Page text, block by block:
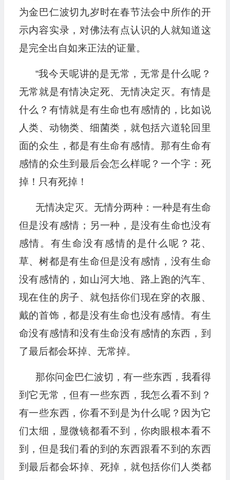
为金巴仁波切九岁时在春节法会中所作的开
示内容实录，对佛法有点认识的人就知道这
是完全出自如来正法的证量。
“我今天呢讲的是无常，无常是什么呢？
无常就是有情决定死、无情决定灭。有情是
什么？有情就是有生命也有感情的，比如说
人类、动物类、细菌类，就包括六道轮回里
面的众生，都是有生命有感情。那有生命有
感情的众生到最后会怎么样呢？一个字：死
掉！只有死掉！
无情决定灭。无情分两种：一种是有生命
但是没有感情；另一种，是没有生命也没有
感情。有生命没有感情的是什么呢？花、
草、树都是有生命但是没有感情，没有生命
没有感情的，如山河大地、路上跑的汽车、
现在住的房子、就包括你们现在穿的衣服、
戴的首饰，都是没有生命也没有感情。有生
命没有感情和没有生命没有感情的东西，到
了最后都会坏掉、无常掉。
那你问金巴仁波切，有一些东西，我看得
到它无常，但有一些东西，我怎么看不到？
有一些东西，你看不到是为什么呢？因为它
们太细，显微镜都看不到，你肉眼根本看不
到，但是我们看的到的东西跟看不到的东西
到最后都会坏掉、死掉，就包括你们人类都